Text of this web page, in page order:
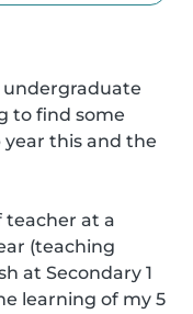
undergraduate
to find some
this and the
teacher at a
(teaching
at Secondary 1
learning of my 5